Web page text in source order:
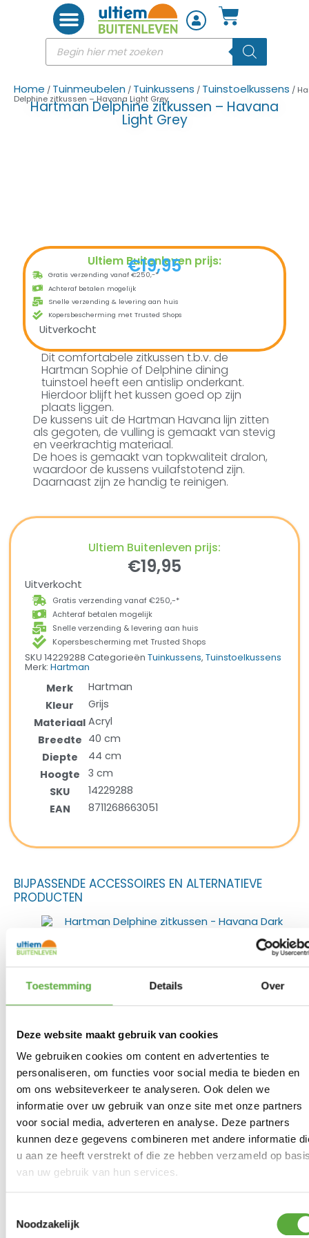
Toestemming Details Over
Deze website maakt gebruik van cookies
We gebruiken cookies om content en advertenties te
personaliseren, om functies voor social media te bieden en
om ons websiteverkeer te analyseren. Ook delen we
informatie over uw gebruik van onze site met onze partners
voor social media, adverteren en analyse. Deze partners
kunnen deze gegevens combineren met andere informatie
u aan ze heeft verstrekt of die ze hebben verzameld op
van uw gebruik van hun services.
Noodzakelijk
Home / Tuinmeubelen / Tuinkussens / Tuinstoelkussens /
Delphine zitkussen – Havana Light Grey
Hartman Delphine zitkussen – Havana
Light Grey
Ultiem Buitenleven prijs:
€19,95
Gratis verzending vanaf €250,-*
Achteraf betalen mogelijk
Snelle verzending & levering aan huis
Kopersbescherming met Trusted Shops
Uitverkocht
Dit comfortabele zitkussen t.b.v. de
Hartman Sophie of Delphine dining
tuinstoel heeft een antislip onderkant.
Hierdoor blijft het kussen goed op zijn
plaats liggen.
De kussens uit de Hartman Havana lijn zitten
als gegoten, de vulling is gemaakt van stevig
en veerkrachtig materiaal.
De hoes is gemaakt van topkwaliteit dralon,
waardoor de kussens vuilafstotend zijn.
Daarnaast zijn ze handig te reinigen.
Ultiem Buitenleven prijs:
€19,95
Uitverkocht
Gratis verzending vanaf €250,-*
Achteraf betalen mogelijk
Snelle verzending & levering aan huis
Kopersbescherming met Trusted Shops
SKU14229288Categorieën Tuinkussens,Tuinstoelkussens
Merk:Hartman
Merk
Hartman
Kleur
Grijs
Materiaal Acryl
Breedte 40 cm
Diepte
44 cm
Hoogte
3 cm
SKU
14229288
EAN
8711268663051
BIJPASSENDE ACCESSOIRES EN ALTERNATIEVE
PRODUCTEN
Hartman Delphine zitkussen – Havana Dark Grey
€19,95
Hartman Delphine zitkussen – Havana Jute
€19,95
Gratis verzending vanaf €250,-*
Achteraf betalen mogelijk
Kopersbescherming met Trusted Shops
GERELATEERDE PRODUCTEN